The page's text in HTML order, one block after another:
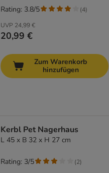
UVP 24,99 €
20,99 €
Rating: 3.8/5 (4)
Zum Warenkorb
hinzufügen
Kerbl Pet Nagerhaus
L 45 x B 32 x H 27 cm
Rating: 3/5 (2)